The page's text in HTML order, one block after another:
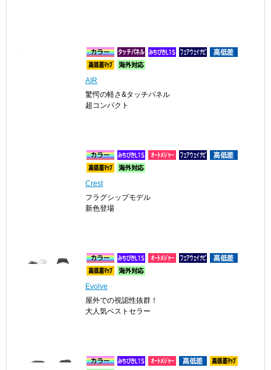
AIR
驚愕の軽さ&タッチパネル
超コンパクト
Crest
フラグシップモデル
新色登場
Evolve
屋外での視認性抜群！
大人気ベストセラー